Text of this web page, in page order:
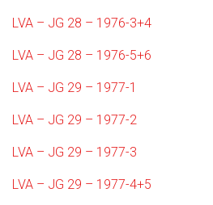
LVA – JG 28 – 1976-3+4
LVA – JG 28 – 1976-5+6
LVA – JG 29 – 1977-1
LVA – JG 29 – 1977-2
LVA – JG 29 – 1977-3
LVA – JG 29 – 1977-4+5